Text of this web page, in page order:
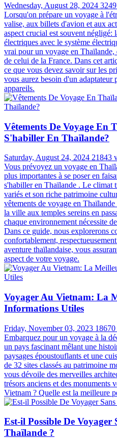
Wednesday, August 28, 2024
Lorsqu'on prépare un voyage à
valise, aux billets d'avion et aux
aspect crucial est souvent négligé:
électriques avec le système
vrai pour un voyage en
de celui de la France. Dans cet
ce que vous devez savoir sur les
vous aurez besoin d'un
appareils.
Vêtements De Voyage En
S'habiller En Thaïlande?
Saturday, August 24, 2024 21843
Vous prévoyez un voyage en
plus importantes à se poser en
s'habiller en Thaïlande . Le climat
variés et son riche patrimoine
vêtements de voyage en
la ville aux temples sereins en
chaque environnement nécessite
Dans ce guide, nous explorerons
confortablement,
aventure thaïlandaise, vous
aspect de votre voyage.
Voyager Au Vietnam: La
Informations Utiles
Friday, November 03, 2023
Embarquez pour un voyage à la
un pays fascinant mêlant une
paysages époustouflants et une
de 32 sites classés au patrimoine
vous dévoile des merveilles
trésors anciens et des monuments
Vietnam ? Quelle est la meilleure
Est-il Possible De
Thaïlande ?